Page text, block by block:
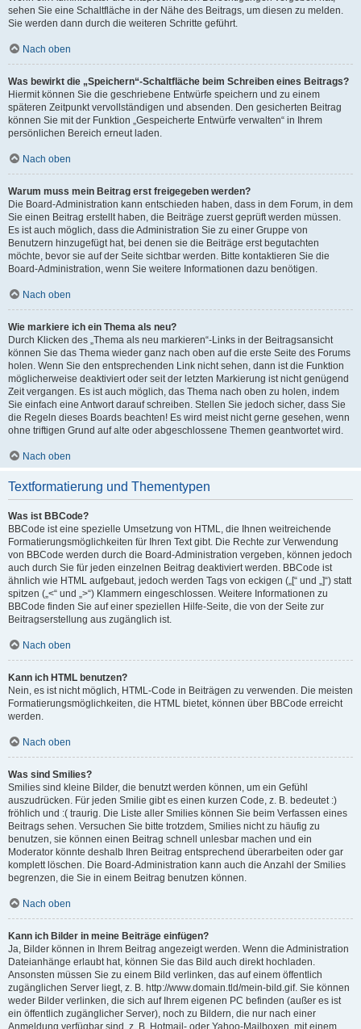
sehen Sie eine Schaltfläche in der Nähe des Beitrags, um diesen zu melden.
Sie werden dann durch die weiteren Schritte geführt.
Nach oben
Was bewirkt die „Speichern“-Schaltfläche beim Schreiben eines Beitrags?
Hiermit können Sie die geschriebene Entwürfe speichern und zu einem
späteren Zeitpunkt vervollständigen und absenden. Den gesicherten Beitrag
können Sie mit der Funktion „Gespeicherte Entwürfe verwalten“ in Ihrem
persönlichen Bereich erneut laden.
Nach oben
Warum muss mein Beitrag erst freigegeben werden?
Die Board-Administration kann entschieden haben, dass in dem Forum, in dem
Sie einen Beitrag erstellt haben, die Beiträge zuerst geprüft werden müssen.
Es ist auch möglich, dass die Administration Sie zu einer Gruppe von
Benutzern hinzugefügt hat, bei denen sie die Beiträge erst begutachten
möchte, bevor sie auf der Seite sichtbar werden. Bitte kontaktieren Sie die
Board-Administration, wenn Sie weitere Informationen dazu benötigen.
Nach oben
Wie markiere ich ein Thema als neu?
Durch Klicken des „Thema als neu markieren“-Links in der Beitragsansicht
können Sie das Thema wieder ganz nach oben auf die erste Seite des Forums
holen. Wenn Sie den entsprechenden Link nicht sehen, dann ist die Funktion
möglicherweise deaktiviert oder seit der letzten Markierung ist nicht genügend
Zeit vergangen. Es ist auch möglich, das Thema nach oben zu holen, indem
Sie einfach eine Antwort darauf schreiben. Stellen Sie jedoch sicher, dass Sie
die Regeln dieses Boards beachten! Es wird meist nicht gerne gesehen, wenn
ohne triftigen Grund auf alte oder abgeschlossene Themen geantwortet wird.
Nach oben
Textformatierung und Thementypen
Was ist BBCode?
BBCode ist eine spezielle Umsetzung von HTML, die Ihnen weitreichende
Formatierungsmöglichkeiten für Ihren Text gibt. Die Rechte zur Verwendung
von BBCode werden durch die Board-Administration vergeben, können jedoch
auch durch Sie für jeden einzelnen Beitrag deaktiviert werden. BBCode ist
ähnlich wie HTML aufgebaut, jedoch werden Tags von eckigen („[“ und „]“) statt
spitzen („<“ und „>“) Klammern eingeschlossen. Weitere Informationen zu
BBCode finden Sie auf einer speziellen Hilfe-Seite, die von der Seite zur
Beitragserstellung aus zugänglich ist.
Nach oben
Kann ich HTML benutzen?
Nein, es ist nicht möglich, HTML-Code in Beiträgen zu verwenden. Die meisten
Formatierungsmöglichkeiten, die HTML bietet, können über BBCode erreicht
werden.
Nach oben
Was sind Smilies?
Smilies sind kleine Bilder, die benutzt werden können, um ein Gefühl
auszudrücken. Für jeden Smilie gibt es einen kurzen Code, z. B. bedeutet :)
fröhlich und :( traurig. Die Liste aller Smilies können Sie beim Verfassen eines
Beitrags sehen. Versuchen Sie bitte trotzdem, Smilies nicht zu häufig zu
benutzen, sie können einen Beitrag schnell unlesbar machen und ein
Moderator könnte deshalb Ihren Beitrag entsprechend überarbeiten oder gar
komplett löschen. Die Board-Administration kann auch die Anzahl der Smilies
begrenzen, die Sie in einem Beitrag benutzen können.
Nach oben
Kann ich Bilder in meine Beiträge einfügen?
Ja, Bilder können in Ihrem Beitrag angezeigt werden. Wenn die Administration
Dateianhänge erlaubt hat, können Sie das Bild auch direkt hochladen.
Ansonsten müssen Sie zu einem Bild verlinken, das auf einem öffentlich
zugänglichen Server liegt, z. B. http://www.domain.tld/mein-bild.gif. Sie können
weder Bilder verlinken, die sich auf Ihrem eigenen PC befinden (außer es ist
ein öffentlich zugänglicher Server), noch zu Bildern, die nur nach einer
Anmeldung verfügbar sind, z. B. Hotmail- oder Yahoo-Mailboxen, mit einem